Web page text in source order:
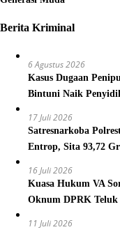
Berita Kriminal
6 Agustus 2026
Kasus Dugaan
Bintuni Naik
17 Juli 2026
Satresnarkoba
Entrop, Sita 93,72
16 Juli 2026
Kuasa Hukum VA
Oknum DPRK
11 Juli 2026